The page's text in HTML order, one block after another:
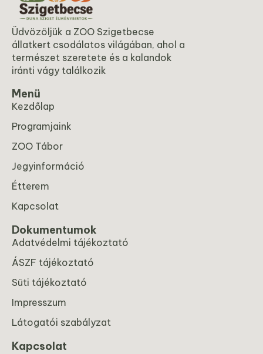
Üdvözöljük a ZOO Szigetbecse
állatkert csodálatos világában, ahol a
természet szeretete és a kalandok
iránti vágy találkozik
Menü
Kezdőlap
Programjaink
ZOO Tábor
Jegyinformáció
Étterem
Kapcsolat
Dokumentumok
Adatvédelmi tájékoztató
ÁSZF tájékoztató
Süti tájékoztató
Impresszum
Látogatói szabályzat
Kapcsolat